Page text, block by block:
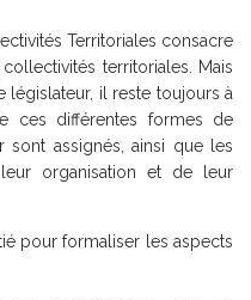
Territoriales consacre
territoriales. Mais
il reste toujours à
ces différentes formes de
assignés, ainsi que les
organisation et de leur
pour formaliser les aspects